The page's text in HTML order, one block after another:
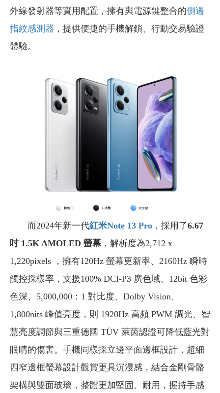
外線發射器等實用配置，擁有與電源鍵整合的側邊
指紋感測器 ，提供便捷的手機解鎖、行動交易驗證
體驗。
而2024年新一代紅米Note 13 Pro ，採用了6.67
吋 1.5K AMOLED 螢幕 ，解析度為2,712 x
1,220pixels ，擁有120Hz 螢幕更新率、2160Hz 瞬時
觸控採樣率，支援100% DCI-P3 廣色域、12bit 色彩
色深、5,000,000：1 對比度、Dolby Vision、
1,800nits 峰值亮度，則 1920Hz 高頻 PWM 調光、智
慧亮度調節與三重德國 TÜV 萊茵認證可降低藍光對
眼睛的傷害。手機同樣採立邊平面邊框設計，超細
四窄邊框螢幕設計觀賞更具沉浸感，結合金剛骨骼
架構與雙面玻璃，整體更加堅固、耐用，握持手感